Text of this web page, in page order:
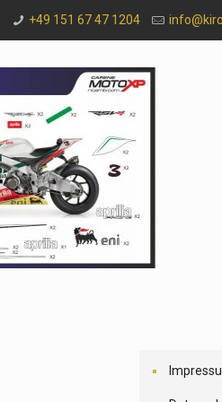
+49 151 67 47 1204